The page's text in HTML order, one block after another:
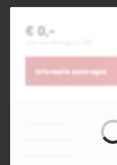
€ 0,-
Informatie aanvragen